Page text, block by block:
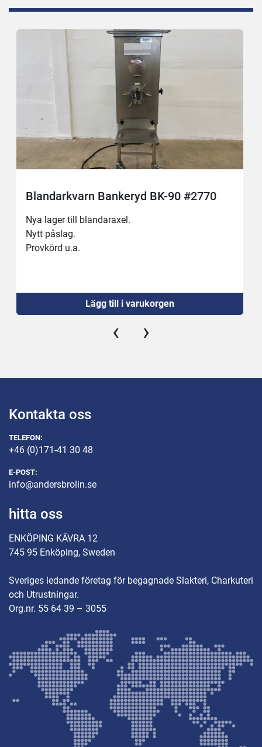
Blandarkvarn Bankeryd BK-90 #2770
Nya lager till blandaraxel.
Nytt påslag.
Provkörd u.a.
Lägg till i varukorgen
‹ ›
Kontakta oss
TELEFON:
+46 (0)171-41 30 48
E-POST:
info@andersbrolin.se
hitta oss
ENKÖPING KÄVRA 12
745 95 Enköping, Sweden
Sveriges ledande företag för begagnade Slakteri, Charkuteri
och Utrustningar.
Org.nr. 55 64 39 – 3055